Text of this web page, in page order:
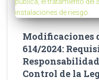
Modificaciones
614/2024:
Control de la